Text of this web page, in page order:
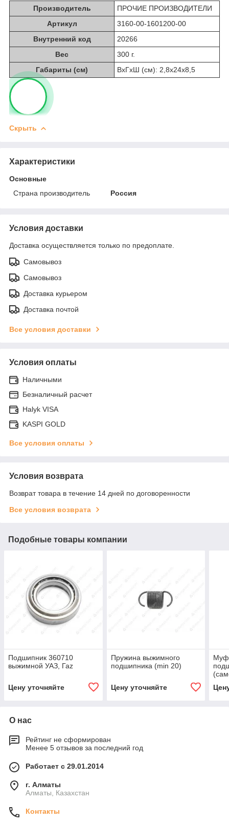
Производитель
ПРОЧИЕ ПРОИЗВОДИТЕЛИ
Артикул
3160-00-1601200-00
Внутренний код
20266
Вес
300 г.
Габариты (см)
ВхГхШ (см): 2,8х24х8,5
Скрыть
Характеристики
Основные
Страна производитель
Россия
Условия доставки
Доставка осуществляется только по предоплате.
Самовывоз
Самовывоз
Доставка курьером
Доставка почтой
Все условия доставки
Условия оплаты
Наличными
Безналичный расчет
Halyk VISA
KASPI GOLD
Все условия оплаты
Условия возврата
Возврат товара в течение 14 дней по договоренности
Все условия возврата
Подобные товары компании
Подшипник 360710
выжимной УАЗ, Гаz
Цену уточняйте
Пружина выжимного
подшипника (min 20)
Цену уточняйте
О нас
Рейтинг не сформирован
Менее 5 отзывов за последний год
Работает с 29.01.2014
г. Алматы
Алматы, Казахстан
Контакты